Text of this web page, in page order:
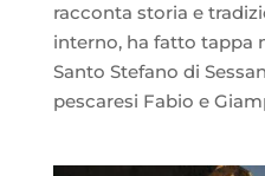
racconta storia e
interno, ha fatto tappa
Santo Stefano di
pescaresi Fabio e